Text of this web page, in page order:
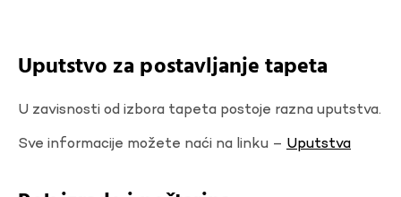
Uputstvo za postavljanje tapeta
U zavisnosti od izbora tapeta postoje razna uputstva.
Sve informacije možete naći na linku – Uputstva